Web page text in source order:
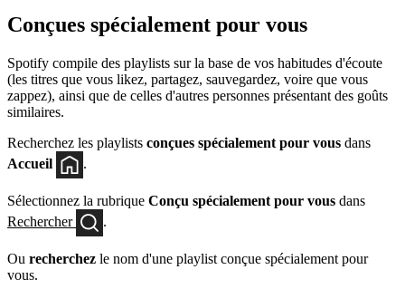
Conçues spécialement pour vous
Spotify compile des playlists sur la base de vos habitudes d'écoute
(les titres que vous likez, partagez, sauvegardez, voire que vous
zappez), ainsi que de celles d'autres personnes présentant des goûts
similaires.
Recherchez les playlists conçues spécialement pour vous dans
Accueil
.
Sélectionnez la rubrique Conçu spécialement pour vous dans
Rechercher
.
Ou recherchez le nom d'une playlist conçue spécialement pour
vous.